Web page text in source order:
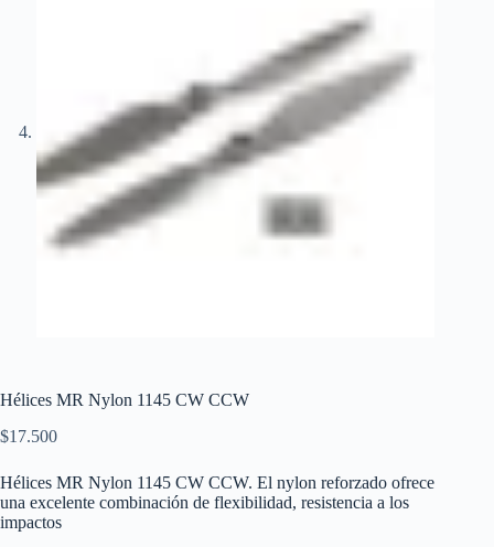
Hélices MR Nylon 1145 CW CCW
$17.500
Hélices MR Nylon 1145 CW CCW. El nylon reforzado ofrece
una excelente combinación de flexibilidad, resistencia a los
impactos